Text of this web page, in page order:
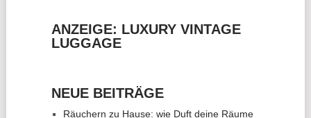
ANZEIGE: LUXURY VINTAGE
LUGGAGE
NEUE BEITRÄGE
Räuchern zu Hause: wie Duft deine Räume